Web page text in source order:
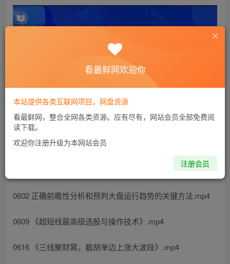
德财院靳良雄万马奔腾初阶顶级价值轮动投资体系小班课资
源简介：
0602 正确前瞻性分析和预判大盘运行趋势的关键方法.mp4
0609 《超短线最高级选股与操作技术》.mp4
0616 《三线聚财窝，截胡单边上涨大波段》.mp4
看最鲜网欢迎你
本站提供各类互联网项目，网盘资源
看最鲜网，整合全网各类资源。应有尽有，网站会员全部免费阅
读下载。
欢迎你注册升级为本网站会员
注册会员